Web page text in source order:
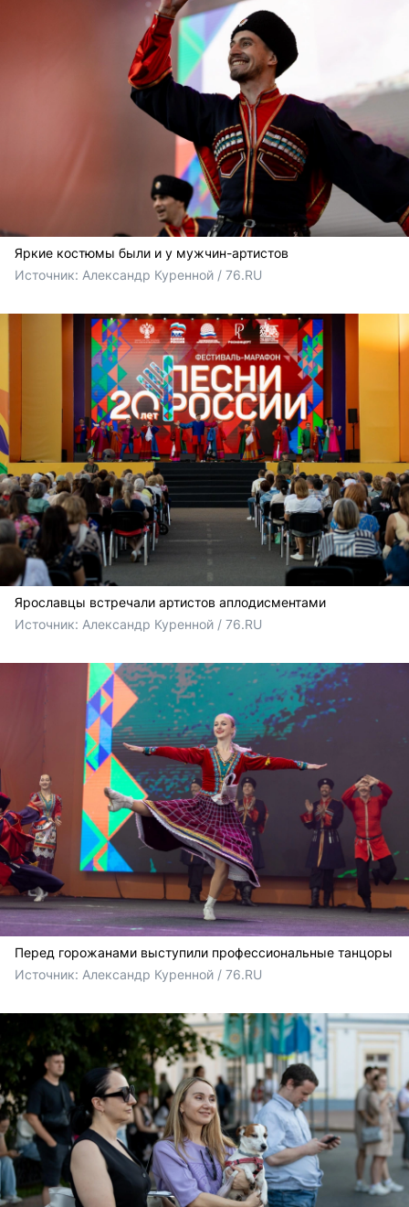
Яркие костюмы были и у мужчин-артистов
Источник: Александр Куренной / 76.RU
Ярославцы встречали артистов аплодисментами
Источник: Александр Куренной / 76.RU
Перед горожанами выступили профессиональные танцоры
Источник: Александр Куренной / 76.RU